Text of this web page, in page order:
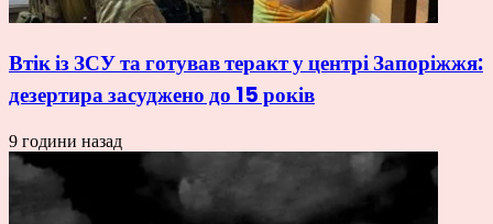
Втік із ЗСУ та готував теракт у центрі Запоріжжя:
дезертира засуджено до 15 років
9 години назад